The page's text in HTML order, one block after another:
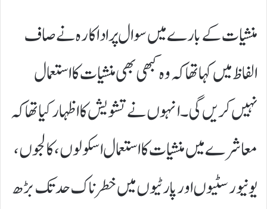
منشیات کے بارے میں سوال پر اداکارہ نے صاف
الفاظ میں کہا تھا کہ وہ کبھی بھی منشیات کا استعمال
نہیں کریں گی۔ انہوں نے تشویش کا اظہار کیا تھا کہ
معاشرے میں منشیات کا استعمال اسکولوں، کالجوں،
یونیورسٹیوں اور پارٹیوں میں خطرناک حد تک بڑھ